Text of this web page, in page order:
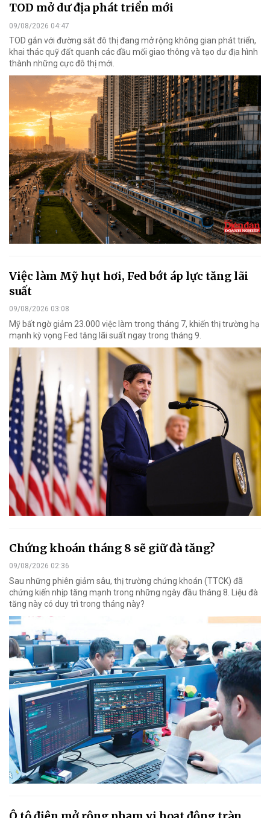
TOD mở dư địa phát triển mới
09/08/2026 04:47
TOD gắn với đường sắt đô thị đang mở rộng không gian phát triển,
khai thác quỹ đất quanh các đầu mối giao thông và tạo dư địa hình
thành những cực đô thị mới.
Việc làm Mỹ hụt hơi, Fed bớt áp lực tăng lãi
suất
09/08/2026 03:08
Mỹ bất ngờ giảm 23.000 việc làm trong tháng 7, khiến thị trường hạ
mạnh kỳ vọng Fed tăng lãi suất ngay trong tháng 9.
Chứng khoán tháng 8 sẽ giữ đà tăng?
09/08/2026 02:36
Sau những phiên giảm sâu, thị trường chứng khoán (TTCK) đã
chứng kiến nhịp tăng mạnh trong những ngày đầu tháng 8. Liệu đà
tăng này có duy trì trong tháng này?